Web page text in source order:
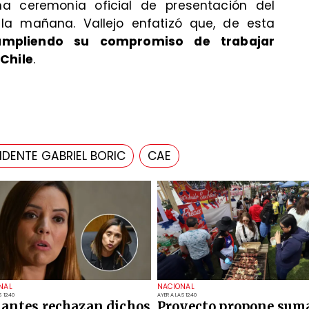
12:40
NACIONAL
AYER A LAS 12:40
ceremonia oficial de presentación del
mañana. Vallejo enfatizó que, de esta
su compromiso de trabajar
.
GABRIEL BORIC CAE